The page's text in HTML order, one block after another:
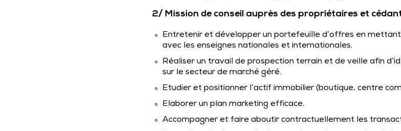
2/ Mission de conseil auprès des propriétaires et
Entretenir et développer un portefeuille d’offres en
avec les enseignes nationales et internationales.
Réaliser un travail de prospection terrain et de veille afin
sur le secteur de marché géré.
Etudier et positionner l’actif immobilier (boutique, centre
Elaborer un plan marketing efficace.
Accompagner et faire aboutir contractuellement les